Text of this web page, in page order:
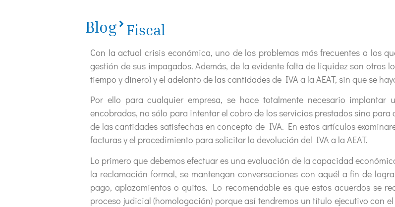
Blog Fiscal
Con la actual crisis económica, uno de los problemas más frecuentes a los
gestión de sus impagados. Además, de la evidente falta de liquidez son otros
tiempo y dinero) y el adelanto de las cantidades de IVA a la AEAT, sin que se
Por ello para cualquier empresa, se hace totalmente necesario implantar
encobradas, no sólo para intentar el cobro de los servicios prestados sino
de las cantidades satisfechas en concepto de IVA. En estos artículos
facturas y el procedimiento para solicitar la devolución del IVA a la AEAT.
Lo primero que debemos efectuar es una evaluación de la capacidad
la reclamación formal, se mantengan conversaciones con aquél a fin de
pago, aplazamientos o quitas. Lo recomendable es que estos acuerdos se
proceso judicial (homologación) porque así tendremos un título ejecutivo con